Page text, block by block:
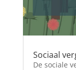
Sociaal
De sociale